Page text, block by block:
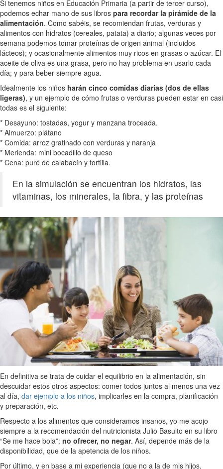
Si tenemos niños en Educación Primaria (a partir de tercer curso),
podemos echar mano de sus libros para recordar la pirámide de la
alimentación. Como sabéis, se recomiendan frutas, verduras y
alimentos con hidratos (cereales, patata) a diario; algunas veces por
semana podemos tomar proteínas de origen animal (incluidos
lácteos); y ocasionalmente alimentos muy ricos en grasas o azúcar. El
aceite de oliva es una grasa, pero no hay problema en usarlo cada
día; y para beber siempre agua.
Idealmente los niños harán cinco comidas diarias (dos de ellas
ligeras), y un ejemplo de cómo frutas o verduras pueden estar en casi
todas es el siguiente:
* Desayuno: tostadas, yogur y manzana troceada.
* Almuerzo: plátano
* Comida: arroz gratinado con verduras y naranja
* Merienda: mini bocadillo de queso
* Cena: puré de calabacín y tortilla.
En la simulación se encuentran los hidratos, las
vitaminas, los minerales, la fibra, y las proteínas
En definitiva se trata de cuidar el equilibrio en la alimentación, sin
descuidar estos otros aspectos: comer todos juntos al menos una vez
al día, dar ejemplo a los niños, implicarles en la compra, planificación
y preparación, etc.
Respecto a los alimentos que consideramos insanos, yo me acojo
siempre a la recomendación del nutricionista Julio Basulto en su libro
“Se me hace bola”: no ofrecer, no negar. Así, depende más de la
disponibilidad, que de la apetencia de los niños.
Por último, y en base a mi experiencia (que no a la de mis hijos,